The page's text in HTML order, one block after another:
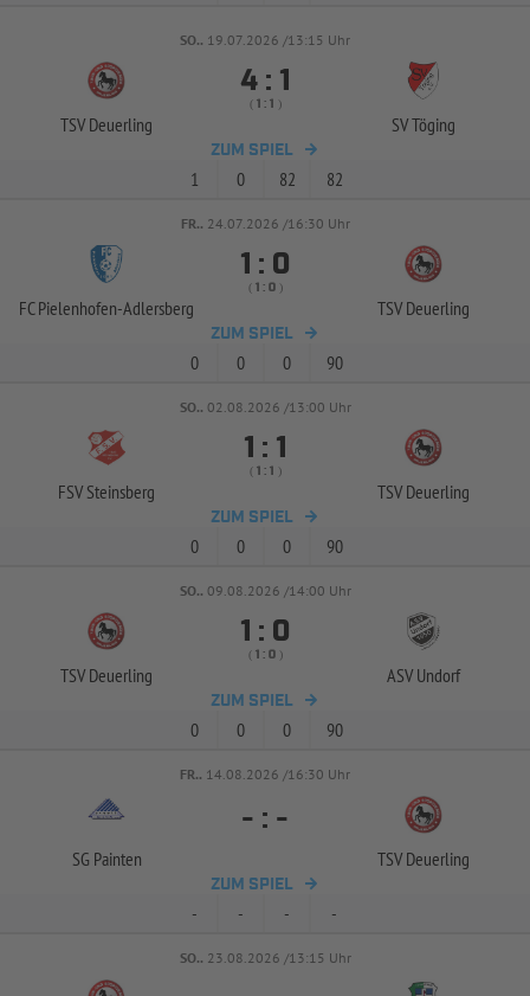
SO.. 19.07.2026 /13:15 Uhr
TSV Deuerling
 : 
(  :  )
SV Töging
ZUM SPIEL
1 0 82 82
FR.. 24.07.2026 /16:30 Uhr
FC Pielenhofen-Adlersberg
 : 
(  :  )
TSV Deuerling
ZUM SPIEL
0 0 0 90
SO.. 02.08.2026 /13:00 Uhr
FSV Steinsberg
 : 
(  :  )
TSV Deuerling
ZUM SPIEL
0 0 0 90
SO.. 09.08.2026 /14:00 Uhr
TSV Deuerling
 : 
(  :  )
ASV Undorf
ZUM SPIEL
0 0 0 90
FR.. 14.08.2026 /16:30 Uhr
SG Painten
- : -
TSV Deuerling
ZUM SPIEL
- - - -
SO.. 23.08.2026 /13:15 Uhr